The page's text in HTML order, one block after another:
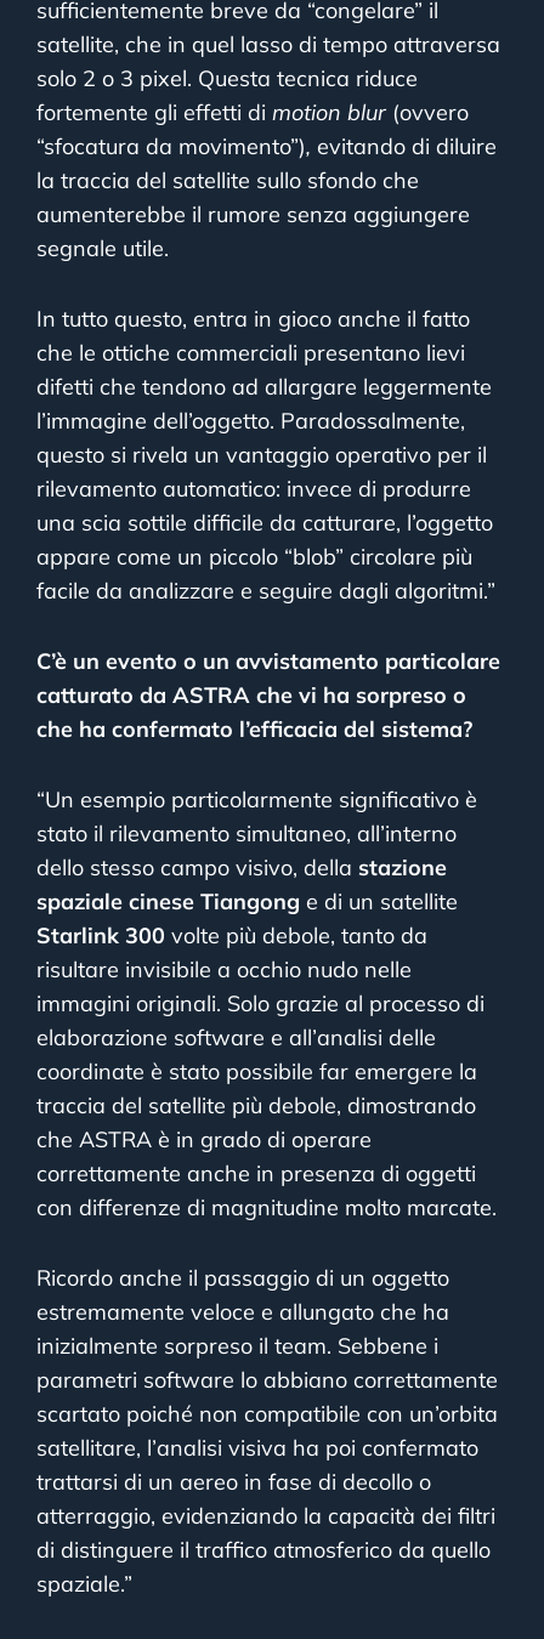
sufficientemente breve da “congelare” il
satellite, che in quel lasso di tempo attraversa
solo 2 o 3 pixel. Questa tecnica riduce
fortemente gli effetti di motion blur (ovvero
“sfocatura da movimento”), evitando di diluire
la traccia del satellite sullo sfondo che
aumenterebbe il rumore senza aggiungere
segnale utile.
In tutto questo, entra in gioco anche il fatto
che le ottiche commerciali presentano lievi
difetti che tendono ad allargare leggermente
l’immagine dell’oggetto. Paradossalmente,
questo si rivela un vantaggio operativo per il
rilevamento automatico: invece di produrre
una scia sottile difficile da catturare, l’oggetto
appare come un piccolo “blob” circolare più
facile da analizzare e seguire dagli algoritmi.”
C’è un evento o un avvistamento particolare
catturato da ASTRA che vi ha sorpreso o
che ha confermato l’efficacia del sistema?
“Un esempio particolarmente significativo è
stato il rilevamento simultaneo, all’interno
dello stesso campo visivo, della stazione
spaziale cinese Tiangong e di un satellite
Starlink 300 volte più debole, tanto da
risultare invisibile a occhio nudo nelle
immagini originali. Solo grazie al processo di
elaborazione software e all’analisi delle
coordinate è stato possibile far emergere la
traccia del satellite più debole, dimostrando
che ASTRA è in grado di operare
correttamente anche in presenza di oggetti
con differenze di magnitudine molto marcate.
Ricordo anche il passaggio di un oggetto
estremamente veloce e allungato che ha
inizialmente sorpreso il team. Sebbene i
parametri software lo abbiano correttamente
scartato poiché non compatibile con un’orbita
satellitare, l’analisi visiva ha poi confermato
trattarsi di un aereo in fase di decollo o
atterraggio, evidenziando la capacità dei filtri
di distinguere il traffico atmosferico da quello
spaziale.”